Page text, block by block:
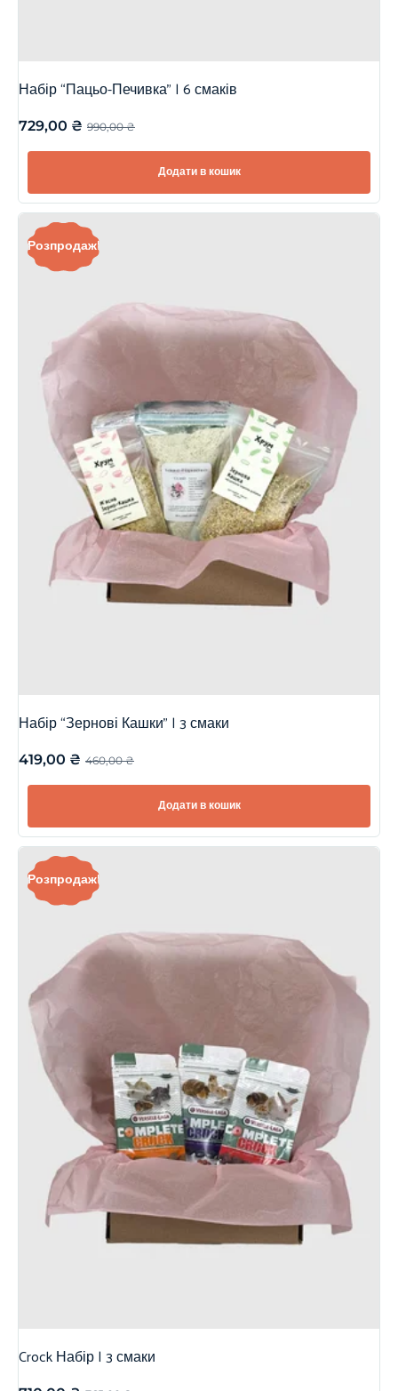
Набір “Пацьо-Печивка” | 6 смаків
990,00₴
729,00 ₴
Додати в кошик
Розпродаж!
Набір “Зернові Кашки” | 3 смаки
460,00₴
419,00 ₴
Додати в кошик
Розпродаж!
Crock Набір | 3 смаки